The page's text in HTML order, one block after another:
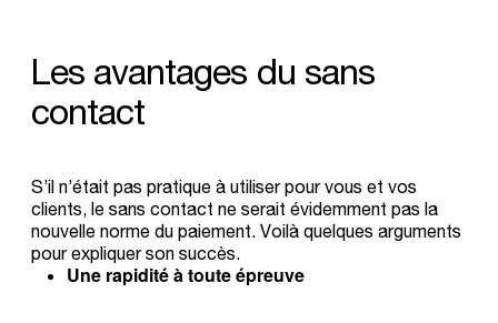
Les avantages du sans
contact
S’il n’était pas pratique à utiliser pour vous et vos
clients, le sans contact ne serait évidemment pas la
nouvelle norme du paiement. Voilà quelques arguments
pour expliquer son succès.
Une rapidité à toute épreuve